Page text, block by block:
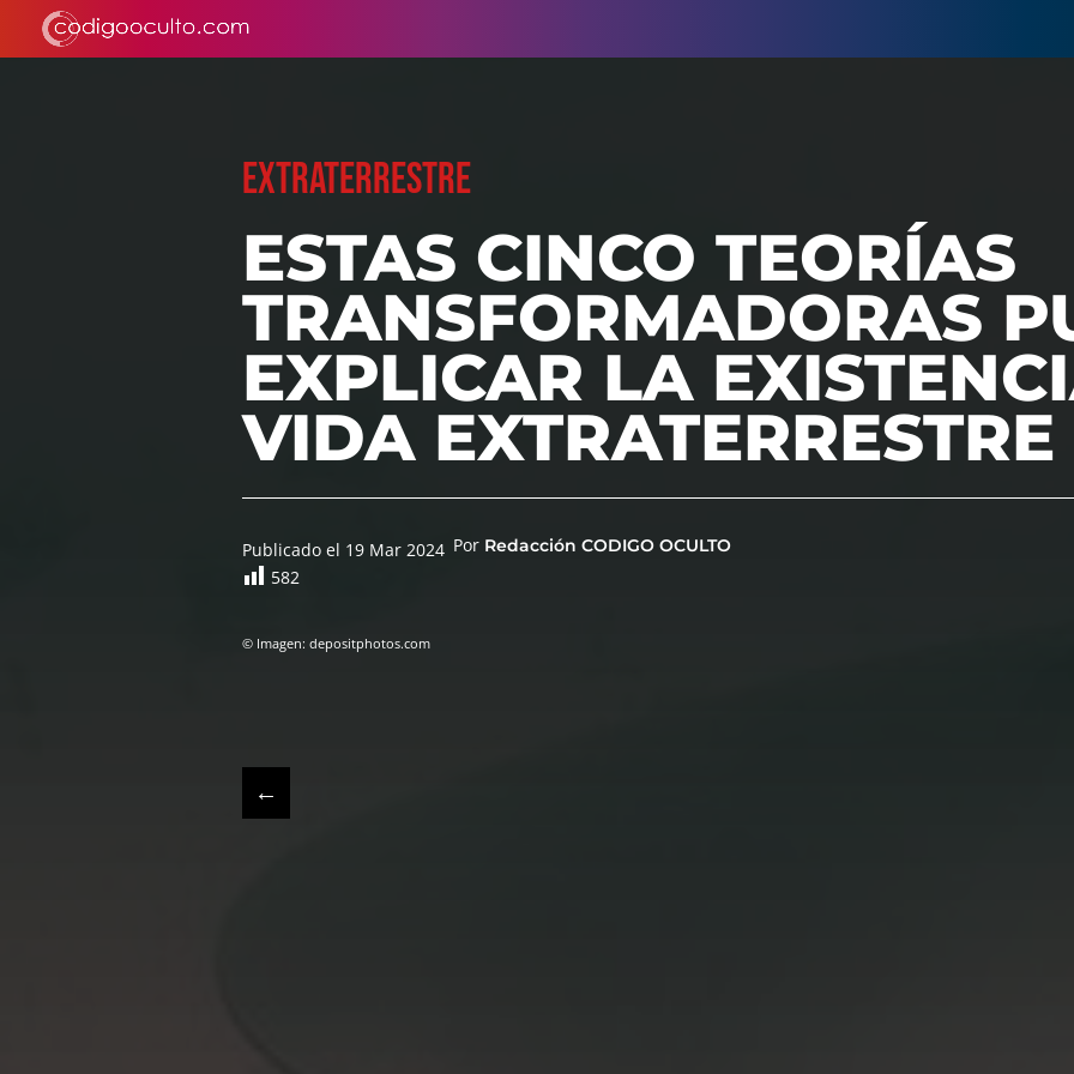
EXTRATERRESTRE
ESTAS CINCO TEORÍAS
TRANSFORMADORAS
EXPLICAR LA
VIDA EXTRATERRESTRE
Publicado el 19 Mar 2024 Por Redacción CODIGO OCULTO
582
© Imagen: depositphotos.com
←